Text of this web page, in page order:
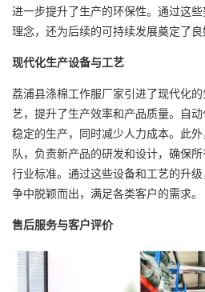
进一步提升了生产的环保性。通过这
理念，还为后续的可持续发展奠定了良
现代化生产设备与工艺
荔浦县涤棉工作服厂家引进了现代化
艺，提升了生产效率和产品质量。自动
稳定的生产，同时减少人力成本。此
队，负责新产品的研发和设计，确保
行业标准。通过这些设备和工艺的升
争中脱颖而出，满足各类客户的需求。
售后服务与客户评价